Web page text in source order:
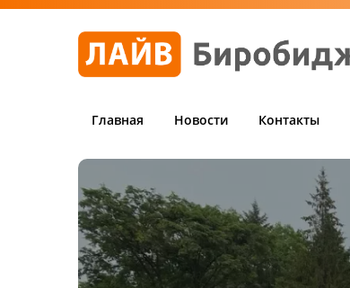
Главная Новости Контакты